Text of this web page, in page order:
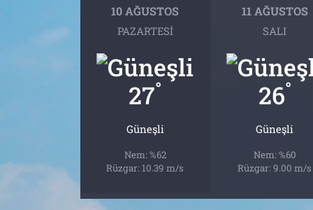
10 AĞUSTOS
PAZARTESI
27°
Güneşli
Nem: %62
Rüzgar: 10.39 m/s
11 AĞUSTOS
SALI
26°
Güneşli
Nem: %60
Rüzgar: 9.00 m/s